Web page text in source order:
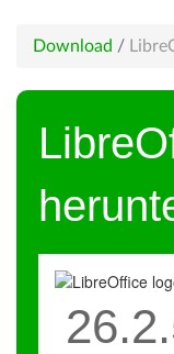
Download /